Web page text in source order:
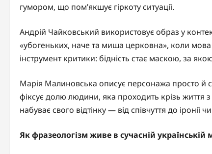
гумором, що пом’якшує гіркоту ситуації.
Андрій Чайковський використовує образ у
«убогеньких, наче та миша церковна», коли
інструмент критики: бідність стає маскою, за
Марія Малиновська описує персонажа просто й
фіксує долю людини, яка проходить крізь
набуває свого відтінку — від співчуття до іронії
Як фразеологізм живе в сучасній українській